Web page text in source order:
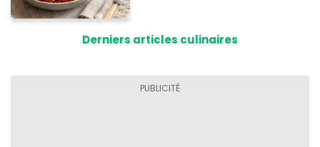
Derniers articles culinaires